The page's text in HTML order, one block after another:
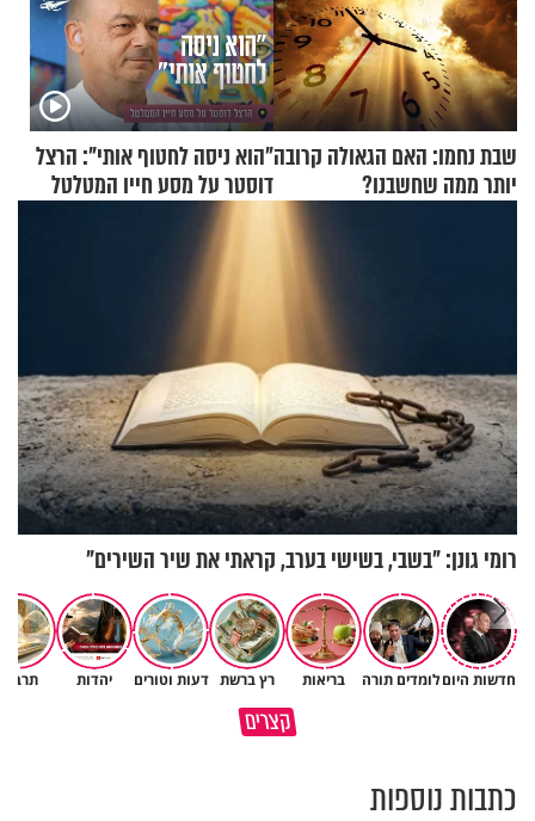
שבת נחמו: האם הגאולה קרובה
יותר ממה שחשבנו?
"הוא ניסה לחטוף אותי": הרצל
דוסטר על מסע חייו המטלטל
רומי גונן: "בשבי, בשישי בערב, קראתי את שיר השירים"
חדשות היוםלומדים תורה בריאות רץ ברשת דעות וטורים יהדות
קצרים
השכבה הקפואה ששומרת עלינו
כתבות נוספות